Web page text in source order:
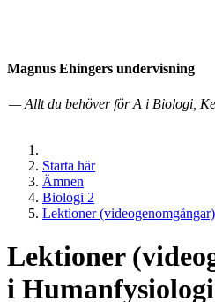
Magnus Ehingers under­visning
— Allt du behöver för A i Biologi,
Starta här
Ämnen
Biologi 2
Lektioner (videogenomgångar)
Lektioner
i